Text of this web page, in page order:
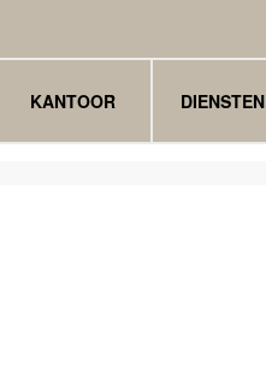
KANTOOR DIENSTEN